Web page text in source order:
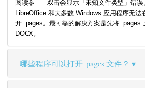
阅读器——双击会显示「未知文件类型」错误
LibreOffice 和大多数 Windows 应用程序无法
开 .pages。最可靠的解决方案是先将 .pages
DOCX。
哪些程序可以打开 .pages 文件？